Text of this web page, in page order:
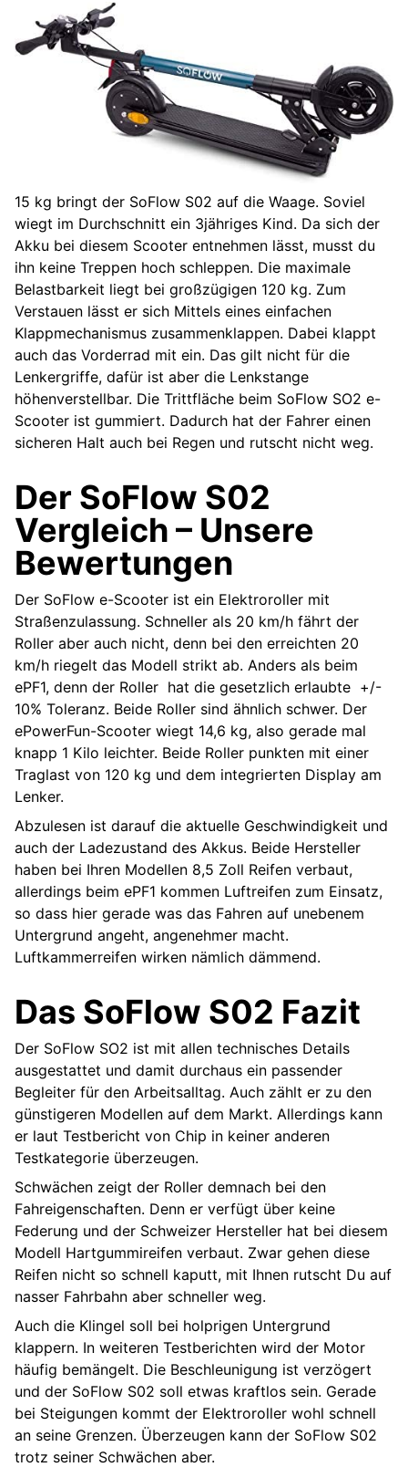
15 kg bringt der SoFlow S02 auf die Waage. Soviel
wiegt im Durchschnitt ein 3jähriges Kind. Da sich der
Akku bei diesem Scooter entnehmen lässt, musst du
ihn keine Treppen hoch schleppen. Die maximale
Belastbarkeit liegt bei großzügigen 120 kg. Zum
Verstauen lässt er sich Mittels eines einfachen
Klappmechanismus zusammenklappen. Dabei klappt
auch das Vorderrad mit ein. Das gilt nicht für die
Lenkergriffe, dafür ist aber die Lenkstange
höhenverstellbar. Die Trittfläche beim SoFlow SO2 e-
Scooter ist gummiert. Dadurch hat der Fahrer einen
sicheren Halt auch bei Regen und rutscht nicht weg.
Der SoFlow S02
Vergleich – Unsere
Bewertungen
Der SoFlow e-Scooter ist ein Elektroroller mit
Straßenzulassung. Schneller als 20 km/h fährt der
Roller aber auch nicht, denn bei den erreichten 20
km/h riegelt das Modell strikt ab. Anders als beim
ePF1, denn der Roller hat die gesetzlich erlaubte +/-
10% Toleranz. Beide Roller sind ähnlich schwer. Der
ePowerFun-Scooter wiegt 14,6 kg, also gerade mal
knapp 1 Kilo leichter. Beide Roller punkten mit einer
Traglast von 120 kg und dem integrierten Display am
Lenker.
Abzulesen ist darauf die aktuelle Geschwindigkeit und
auch der Ladezustand des Akkus. Beide Hersteller
haben bei Ihren Modellen 8,5 Zoll Reifen verbaut,
allerdings beim ePF1 kommen Luftreifen zum Einsatz,
so dass hier gerade was das Fahren auf unebenem
Untergrund angeht, angenehmer macht.
Luftkammerreifen wirken nämlich dämmend.
Das SoFlow S02 Fazit
Der SoFlow SO2 ist mit allen technisches Details
ausgestattet und damit durchaus ein passender
Begleiter für den Arbeitsalltag. Auch zählt er zu den
günstigeren Modellen auf dem Markt. Allerdings kann
er laut Testbericht von Chip in keiner anderen
Testkategorie überzeugen.
Schwächen zeigt der Roller demnach bei den
Fahreigenschaften. Denn er verfügt über keine
Federung und der Schweizer Hersteller hat bei diesem
Modell Hartgummireifen verbaut. Zwar gehen diese
Reifen nicht so schnell kaputt, mit Ihnen rutscht Du auf
nasser Fahrbahn aber schneller weg.
Auch die Klingel soll bei holprigen Untergrund
klappern. In weiteren Testberichten wird der Motor
häufig bemängelt. Die Beschleunigung ist verzögert
und der SoFlow S02 soll etwas kraftlos sein. Gerade
bei Steigungen kommt der Elektroroller wohl schnell
an seine Grenzen. Überzeugen kann der SoFlow S02
trotz seiner Schwächen aber.